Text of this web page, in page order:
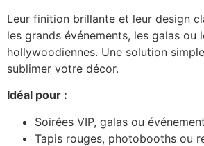
Leur finition brillante et leur design
les grands événements, les galas ou
hollywoodiennes. Une solution
sublimer votre décor.
Idéal pour :
Soirées VIP, galas ou
Tapis rouges, photobooths ou